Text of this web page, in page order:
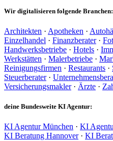
Wir digitalisieren folgende Branchen:
Architekten · Apotheken ·
Einzelhandel · Finanzberater·
Handwerksbetriebe · Hotels ·
Werkstätten · Malerbetriebe ·
Reinigungsfirmen · Restaurants ·
Steuerberater·
Versicherungsmakler· Ärzte ·
deine Bundesweite KI Agentur:
KI Agentur München · KI
KI Beratung Hannover· KI